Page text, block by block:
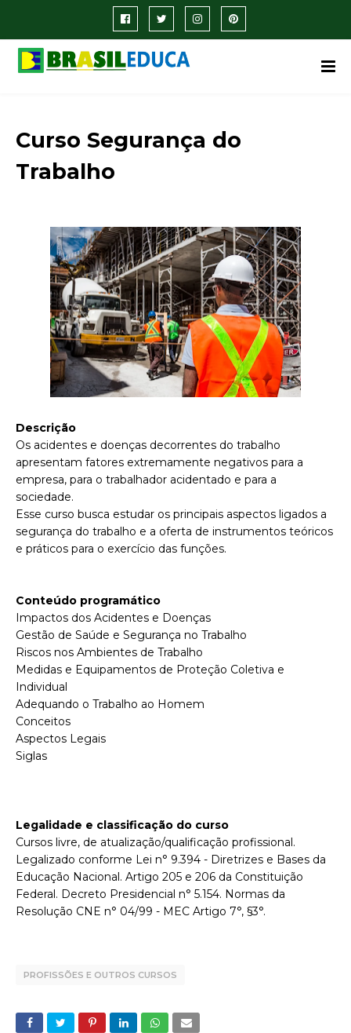
Curso Segurança do
Trabalho
Descrição
Os acidentes e doenças decorrentes do trabalho
apresentam fatores extremamente negativos para a
empresa, para o trabalhador acidentado e para a
sociedade.
Esse curso busca estudar os principais aspectos ligados a
segurança do trabalho e a oferta de instrumentos teóricos
e práticos para o exercício das funções.
Conteúdo programático
Impactos dos Acidentes e Doenças
Gestão de Saúde e Segurança no Trabalho
Riscos nos Ambientes de Trabalho
Medidas e Equipamentos de Proteção Coletiva e
Individual
Adequando o Trabalho ao Homem
Conceitos
Aspectos Legais
Siglas
Legalidade e classificação do curso
Cursos livre, de atualização/qualificação profissional.
Legalizado conforme Lei n° 9.394 - Diretrizes e Bases da
Educação Nacional. Artigo 205 e 206 da Constituição
Federal. Decreto Presidencial n° 5.154. Normas da
Resolução CNE n° 04/99 - MEC Artigo 7°, §3°.
PROFISSÕES E OUTROS CURSOS